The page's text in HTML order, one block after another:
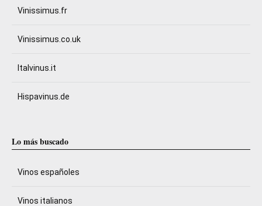
Vinissimus.fr
Vinissimus.co.uk
Italvinus.it
Hispavinus.de
Lo más buscado
Vinos españoles
Vinos italianos